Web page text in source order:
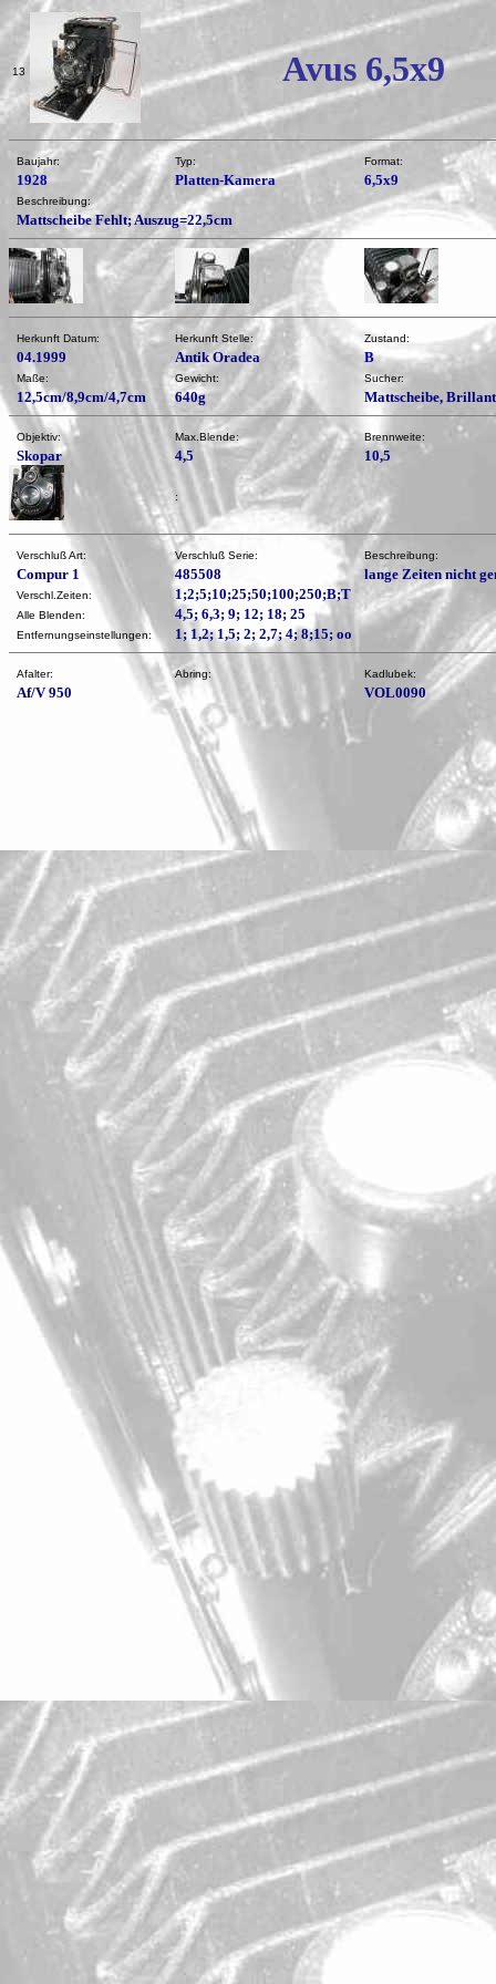
13 Avus 6,5x9
Baujahr: Typ: Format:
1928 Platten-Kamera 6,5x9
Beschreibung:
Mattscheibe Fehlt; Auszug=22,5cm
Herkunft Datum: Herkunft Stelle: Zustand:
04.1999 Antik Oradea B
Maße: Gewicht: Sucher:
12,5cm/8,9cm/4,7cm 640g Mattscheibe,
Objektiv: Max.Blende: Brennweite:
Skopar 4,5 10,5
:
Verschluß Art: Verschluß Serie: Beschreibung:
Compur 1 485508 lange Zeiten nicht
Verschl.Zeiten: 1;2;5;10;25;50;100;250;B;T
Alle Blenden: 4,5; 6,3; 9; 12; 18; 25
Entfernungseinstellungen: 1; 1,2; 1,5; 2; 2,7; 4; 8;15; oo
Afalter: Abring: Kadlubek:
Af/V 950 VOL0090